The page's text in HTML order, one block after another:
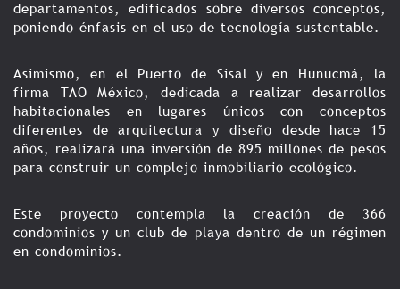
departamentos, edificados sobre diversos conceptos,
poniendo énfasis en el uso de tecnología sustentable.
Asimismo, en el Puerto de Sisal y en Hunucmá, la
firma TAO México, dedicada a realizar desarrollos
habitacionales en lugares únicos con conceptos
diferentes de arquitectura y diseño desde hace 15
años, realizará una inversión de 895 millones de pesos
para construir un complejo inmobiliario ecológico.
Este proyecto contempla la creación de 366
condominios y un club de playa dentro de un régimen
en condominios.